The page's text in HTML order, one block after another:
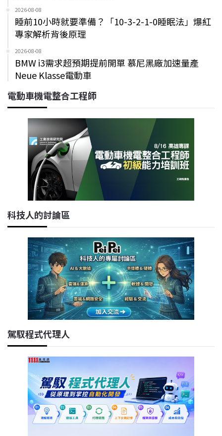
2026-08-08
睡前10小時就要準備？「10-3-2-1-0睡眠法」爆紅
專家解析背後原理
2026-08-08
BMW i3需求超預期提前開單 慕尼黑廠加速量產
Neue Klasse電動車
電動車機電整合工程師
科技人的討論區
駕馭程式代理人